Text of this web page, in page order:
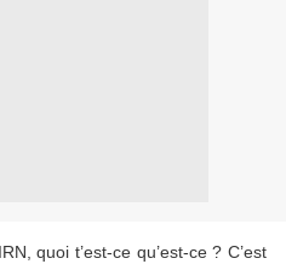
quoi t’est-ce qu’est-ce ? C’est